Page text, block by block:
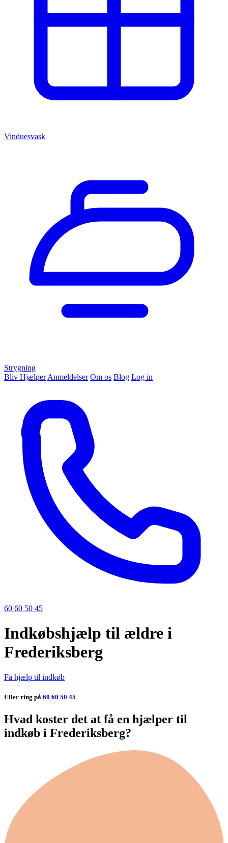
Vinduesvask
Strygning
Bliv Hjælper Anmeldelser Om os Blog Log in
60 60 50 45
Indkøbshjælp til ældre i
Frederiksberg
Få hjælp til indkøb
Eller ring på 60 60 50 45
Hvad koster det at få en hjælper til
indkøb i Frederiksberg?